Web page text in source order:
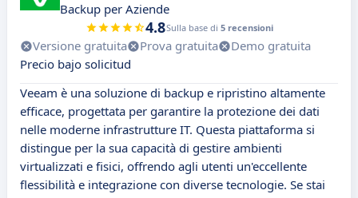
Backup per Aziende
4.8Sulla base di 5 recensioni
Versione gratuita Prova gratuita
Demo gratuita
Precio bajo solicitud
Veeam è una soluzione di backup e ripristino altamente
efficace, progettata per garantire la protezione dei dati
nelle moderne infrastrutture IT. Questa piattaforma si
distingue per la sua capacità di gestire ambienti
virtualizzati e fisici, offrendo agli utenti un'eccellente
flessibilità e integrazione con diverse tecnologie. Se stai